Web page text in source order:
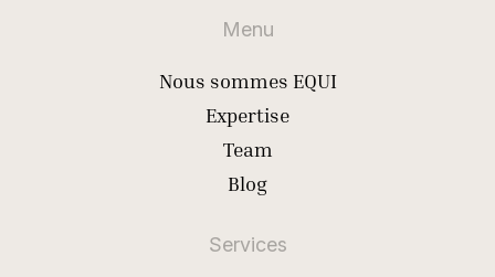
Menu
Nous sommes EQUI
Expertise
Team
Blog
Services